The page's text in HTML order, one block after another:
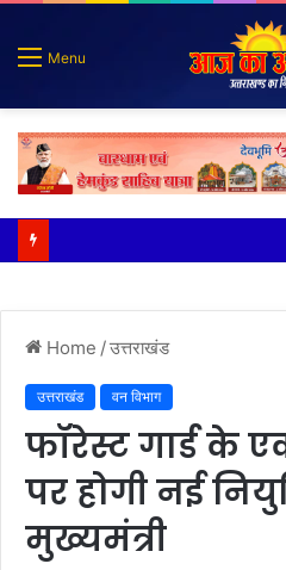
Menu
Home /उत्तराखंड
उत्तराखंड वन विभाग
फॉरेस्ट गार्ड के
पर होगी नई
मुख्यमंत्री